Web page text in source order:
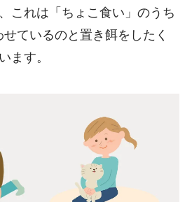
これは「ちょこ食い」のうち
ているのと置き餌をしたく
ます。